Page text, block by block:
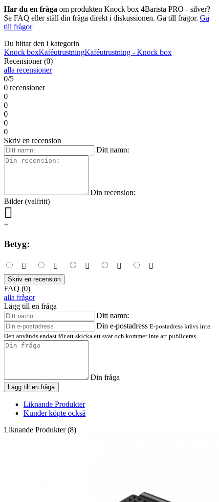
Har du en fråga om produkten Knock box 4Barista PRO - silver?
Se FAQ eller ställ din fråga direkt i diskussionen. Gå till frågor. Gå
till frågor
Du hittar den i kategorin
Knock boxKaféutrustningKaféutrustning - Knock box
Recensioner (0)
alla recensioner
0/5
0 recensioner
0
0
0
0
0
Skriv en recension
Ditt namn:
Din recension:
Bilder (valfritt)
+
Betyg:
Skriv en recension
FAQ (0)
alla frågor
Lägg till en fråga
Ditt namn:
Din e-postadress E-postadress krävs inte.
Den används endast för att skicka ett svar och kommer inte att publiceras.
Din fråga
Lägg till en fråga
Liknande Produkter
Kunder köpte också
Liknande Produkter (8)